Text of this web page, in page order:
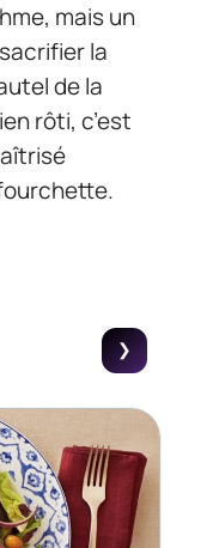
mais un
la
de la
rôti, c’est